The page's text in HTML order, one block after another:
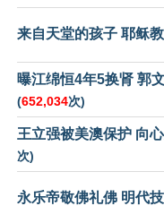
来自天堂的孩子 耶稣
曝江绵恒4年5换肾 郭
(652,034次)
王立强被美澳保护 向
次)
永乐帝敬佛礼佛 明代